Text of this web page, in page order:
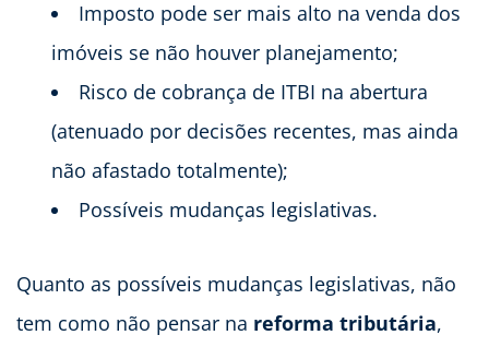
Imposto pode ser mais alto na venda dos
imóveis se não houver planejamento;
Risco de cobrança de ITBI na abertura
(atenuado por decisões recentes, mas ainda
não afastado totalmente);
Possíveis mudanças legislativas.
Quanto as possíveis mudanças legislativas, não
tem como não pensar na reforma tributária,